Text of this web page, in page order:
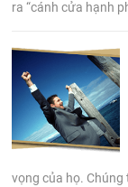
ra “cánh cửa hạnh
vọng của họ.